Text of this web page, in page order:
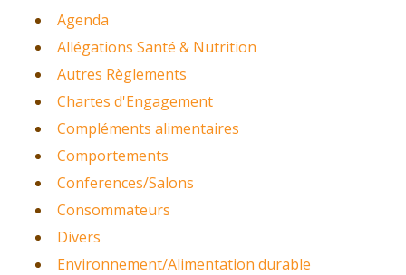
Agenda
Allégations Santé & Nutrition
Autres Règlements
Chartes d'Engagement
Compléments alimentaires
Comportements
Conferences/Salons
Consommateurs
Divers
Environnement/Alimentation durable